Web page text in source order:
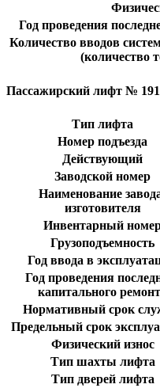
Год проведения
Количество вводов
(количество
Пассажирский лифт №
Тип лифта
Номер подъезда
Действующий
Заводской номер
Наименование
изготовителя
Инвентарный
Грузоподъемность
Год ввода в
Год проведения
капитального
Нормативный срок
Предельный срок
Физический износ
Тип шахты лифта
Тип дверей лифта